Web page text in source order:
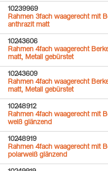
10239969
Rahmen 3fach waagerecht mit
anthrazit matt
10243606
Rahmen 4fach waagerecht
matt, Metall gebürstet
10243609
Rahmen 4fach waagerecht
matt, Metall gebürstet
10248912
Rahmen 4fach waagerecht mit
weiß glänzend
10248919
Rahmen 4fach waagerecht mit
polarweiß glänzend